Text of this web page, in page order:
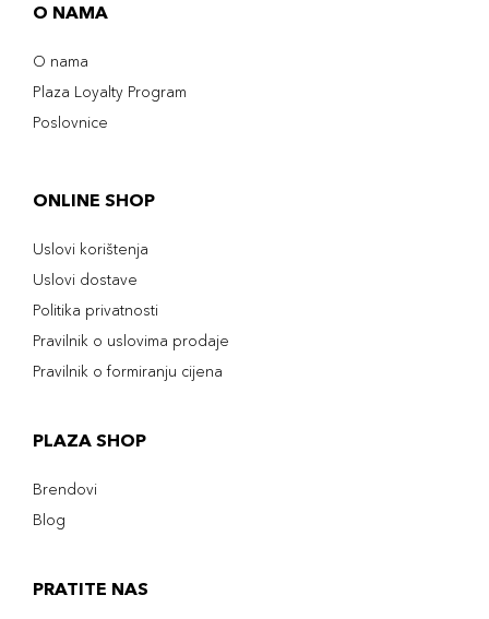
O NAMA
O nama
Plaza Loyalty Program
Poslovnice
ONLINE SHOP
Uslovi korištenja
Uslovi dostave
Politika privatnosti
Pravilnik o uslovima prodaje
Pravilnik o formiranju cijena
PLAZA SHOP
Brendovi
Blog
PRATITE NAS